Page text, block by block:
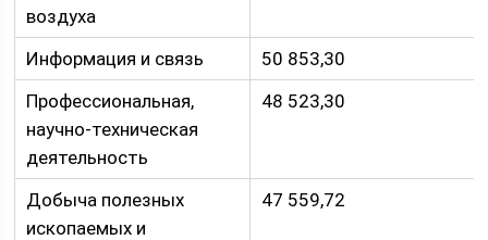
воздуха
Информация и связь
50 853,30
Профессиональная,
научно-техническая
деятельность
48 523,30
Добыча полезных
ископаемых и
47 559,72